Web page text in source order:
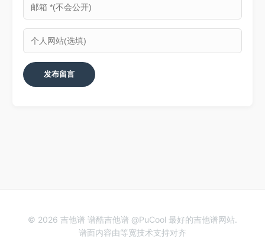
© 2026 吉他谱 谱酷吉他谱 @PuCool 最好的吉他谱网站.
谱面内容由等宽技术支持对齐